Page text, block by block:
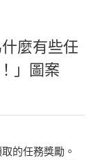
什麼有些任
」圖案
的任務獎勵。